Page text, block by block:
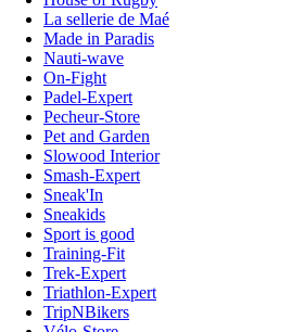
La sellerie de Maé
Made in Paradis
Nauti-wave
On-Fight
Padel-Expert
Pecheur-Store
Pet and Garden
Slowood Interior
Smash-Expert
Sneak'In
Sneakids
Sport is good
Training-Fit
Trek-Expert
Triathlon-Expert
TripNBikers